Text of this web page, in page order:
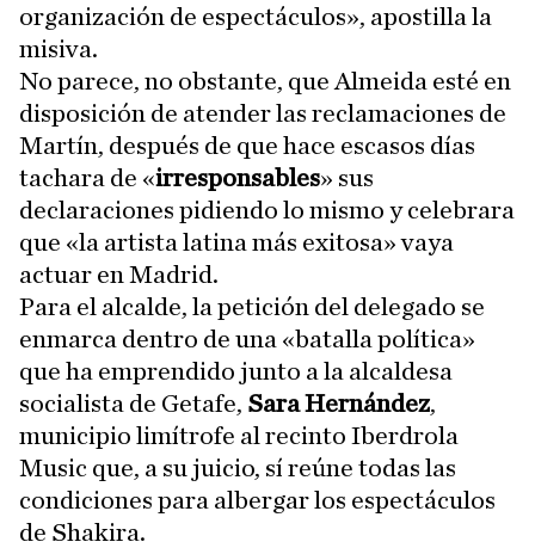
organización de espectáculos», apostilla la
misiva.
No parece, no obstante, que Almeida esté en
disposición de atender las reclamaciones de
Martín, después de que hace escasos días
tachara de «irresponsables» sus
declaraciones pidiendo lo mismo y celebrara
que «la artista latina más exitosa» vaya
actuar en Madrid.
Para el alcalde, la petición del delegado se
enmarca dentro de una «batalla política»
que ha emprendido junto a la alcaldesa
socialista de Getafe, Sara Hernández,
municipio limítrofe al recinto Iberdrola
Music que, a su juicio, sí reúne todas las
condiciones para albergar los espectáculos
de Shakira.